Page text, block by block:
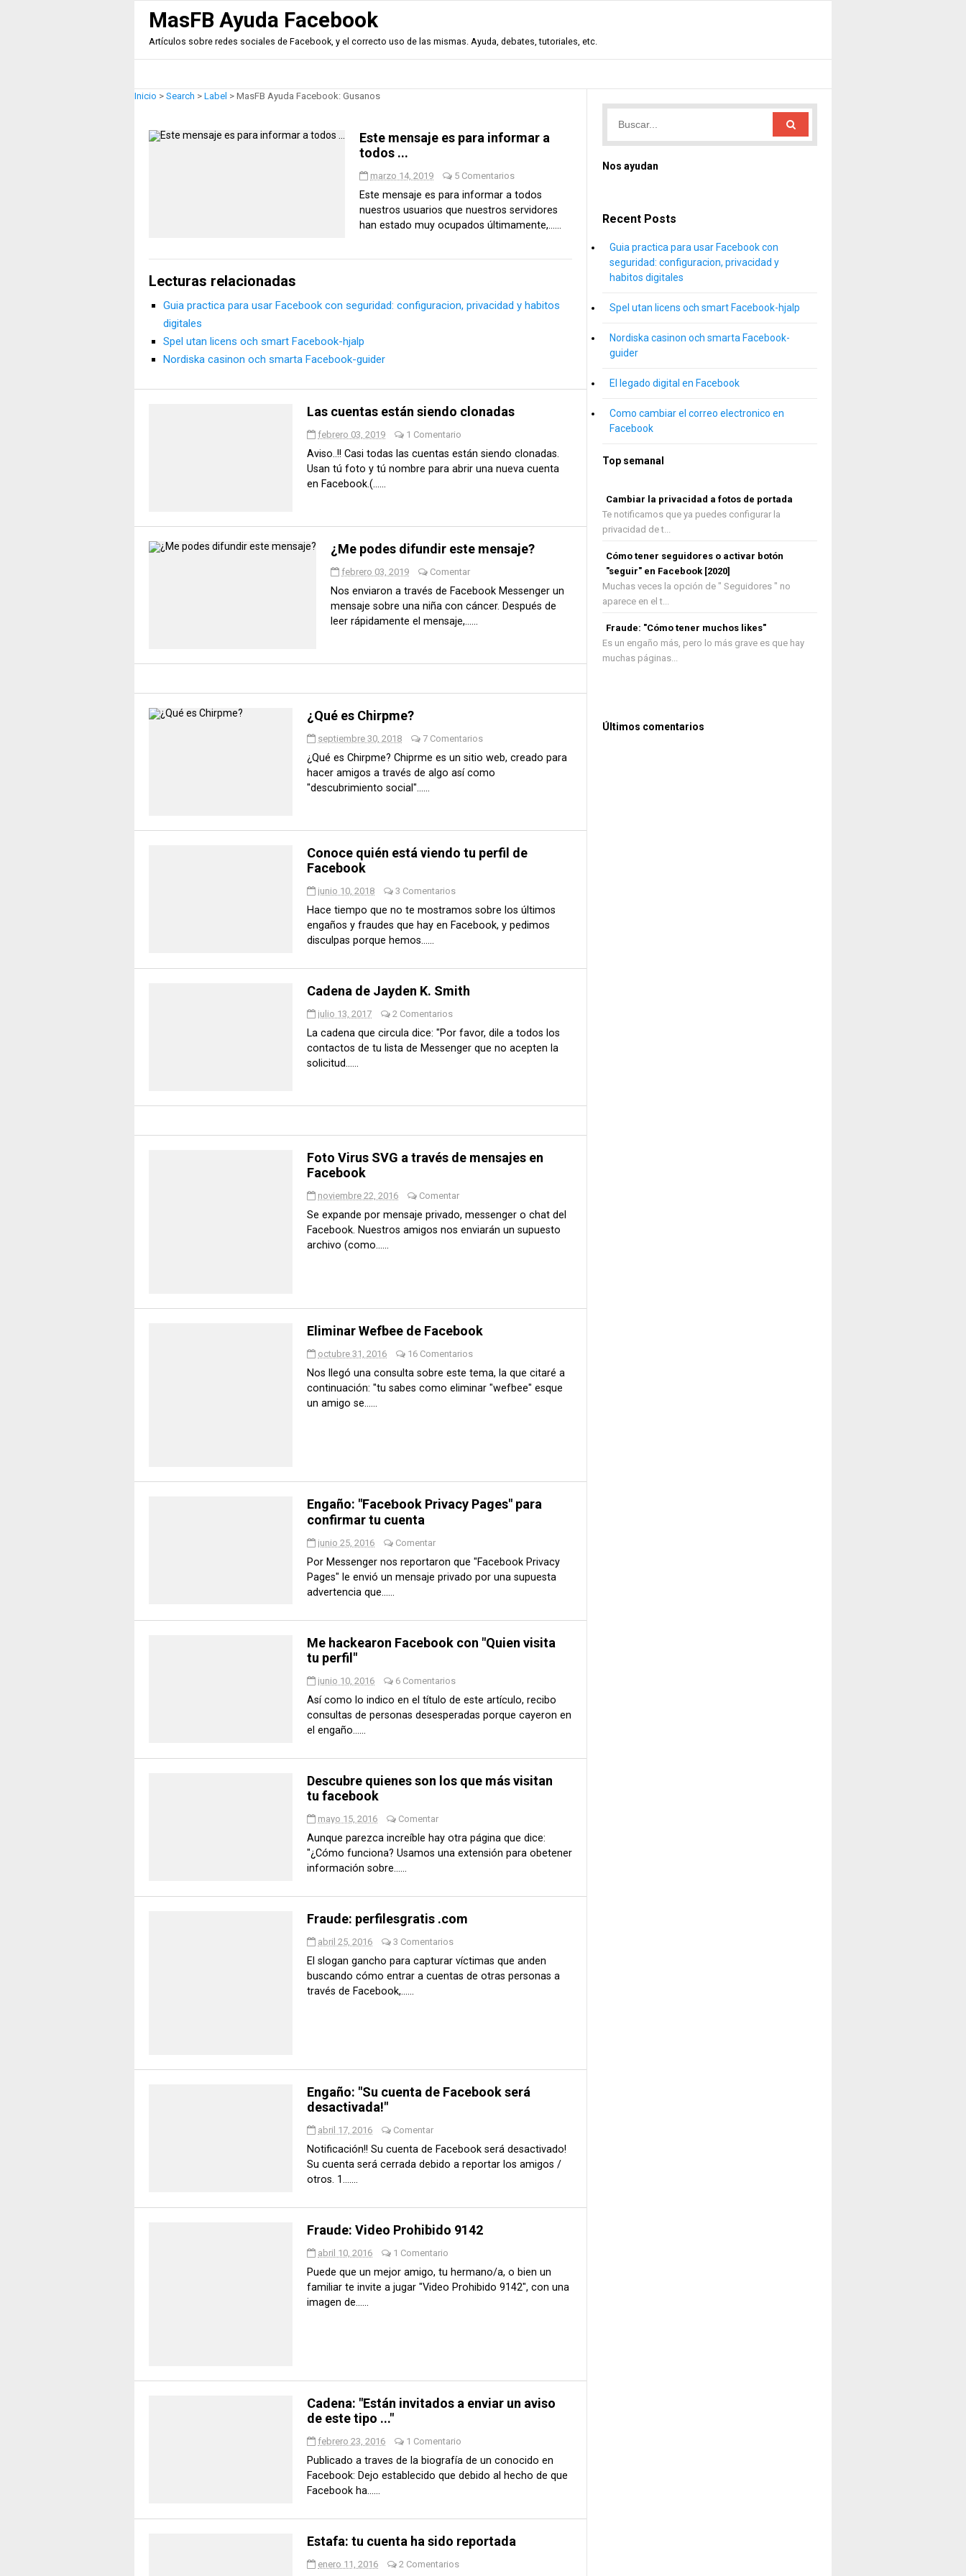
MasFB Ayuda Facebook
Artículos sobre redes sociales de Facebook, y el correcto uso de las mismas. Ayuda, debates, tutoriales, etc.
Inicio > Search > Label > MasFB Ayuda Facebook: Gusanos
Este mensaje es para informar a
todos ...
marzo 14, 2019 5 Comentarios
Este mensaje es para informar a todos
nuestros usuarios que nuestros servidores
han estado muy ocupados últimamente,......
Lecturas relacionadas
Guia practica para usar Facebook con seguridad: configuracion, privacidad y habitos
digitales
Spel utan licens och smart Facebook-hjalp
Nordiska casinon och smarta Facebook-guider
Las cuentas están siendo clonadas
febrero 03, 2019 1 Comentario
Aviso..!! Casi todas las cuentas están siendo clonadas.
Usan tú foto y tú nombre para abrir una nueva cuenta
en Facebook.(......
¿Me podes difundir este mensaje?
febrero 03, 2019 Comentar
Nos enviaron a través de Facebook Messenger un
mensaje sobre una niña con cáncer. Después de
leer rápidamente el mensaje,......
¿Qué es Chirpme?
septiembre 30, 2018 7 Comentarios
¿Qué es Chirpme? Chiprme es un sitio web, creado para
hacer amigos a través de algo así como
"descubrimiento social"......
Conoce quién está viendo tu perfil de
Facebook
junio 10, 2018 3 Comentarios
Hace tiempo que no te mostramos sobre los últimos
engaños y fraudes que hay en Facebook, y pedimos
disculpas porque hemos......
Cadena de Jayden K. Smith
julio 13, 2017 2 Comentarios
La cadena que circula dice: "Por favor, dile a todos los
contactos de tu lista de Messenger que no acepten la
solicitud......
Foto Virus SVG a través de mensajes en
Facebook
noviembre 22, 2016 Comentar
Se expande por mensaje privado, messenger o chat del
Facebook. Nuestros amigos nos enviarán un supuesto
archivo (como......
Eliminar Wefbee de Facebook
octubre 31, 2016 16 Comentarios
Nos llegó una consulta sobre este tema, la que citaré a
continuación: "tu sabes como eliminar "wefbee" esque
un amigo se......
Engaño: "Faceƅook Privacy Pages" para
confirmar tu cuenta
junio 25, 2016 Comentar
Por Messenger nos reportaron que "Facebook Privacy
Pages" le envió un mensaje privado por una supuesta
advertencia que......
Me hackearon Facebook con "Quien visita
tu perfil"
junio 10, 2016 6 Comentarios
Así como lo indico en el título de este artículo, recibo
consultas de personas desesperadas porque cayeron en
el engaño......
Descubre quienes son los que más visitan
tu facebook
mayo 15, 2016 Comentar
Aunque parezca increíble hay otra página que dice:
"¿Cómo funciona? Usamos una extensión para obetener
información sobre......
Fraude: perfilesgratis .com
abril 25, 2016 3 Comentarios
El slogan gancho para capturar víctimas que anden
buscando cómo entrar a cuentas de otras personas a
través de Facebook,......
Engaño: "Su cuenta de Facebook será
desactivada!"
abril 17, 2016 Comentar
Notificación!! Su cuenta de Facebook será desactivado!
Su cuenta será cerrada debido a reportar los amigos /
otros. 1.......
Fraude: Video Prohibido 9142
abril 10, 2016 1 Comentario
Puede que un mejor amigo, tu hermano/a, o bien un
familiar te invite a jugar "Video Prohibido 9142", con una
imagen de......
Cadena: "Están invitados a enviar un aviso
de este tipo ..."
febrero 23, 2016 1 Comentario
Publicado a traves de la biografía de un conocido en
Facebook: Dejo establecido que debido al hecho de que
Facebook ha......
Estafa: tu cuenta ha sido reportada
enero 11, 2016 2 Comentarios
Nos ayudan
Recent Posts
Guia practica para usar Facebook con
seguridad: configuracion, privacidad y
habitos digitales
Spel utan licens och smart Facebook-hjalp
Nordiska casinon och smarta Facebook-
guider
El legado digital en Facebook
Como cambiar el correo electronico en
Facebook
Top semanal
Cambiar la privacidad a fotos de portada
Te notificamos que ya puedes configurar la
privacidad de t...
Cómo tener seguidores o activar botón
"seguir" en Facebook [2020]
Muchas veces la opción de " Seguidores " no
aparece en el t...
Fraude: "Cómo tener muchos likes"
Es un engaño más, pero lo más grave es que hay
muchas páginas...
Últimos comentarios